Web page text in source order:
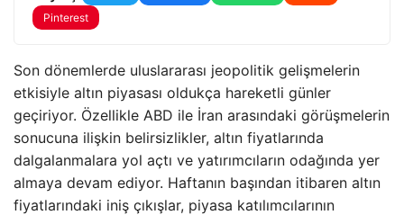
Pinterest
Son dönemlerde uluslararası jeopolitik gelişmelerin
etkisiyle altın piyasası oldukça hareketli günler
geçiriyor. Özellikle ABD ile İran arasındaki görüşmelerin
sonucuna ilişkin belirsizlikler, altın fiyatlarında
dalgalanmalara yol açtı ve yatırımcıların odağında yer
almaya devam ediyor. Haftanın başından itibaren altın
fiyatlarındaki iniş çıkışlar, piyasa katılımcılarının